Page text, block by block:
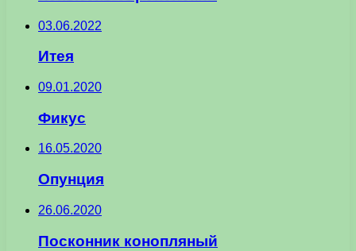
03.06.2022
Итея
09.01.2020
Фикус
16.05.2020
Опунция
26.06.2020
Посконник конопляный